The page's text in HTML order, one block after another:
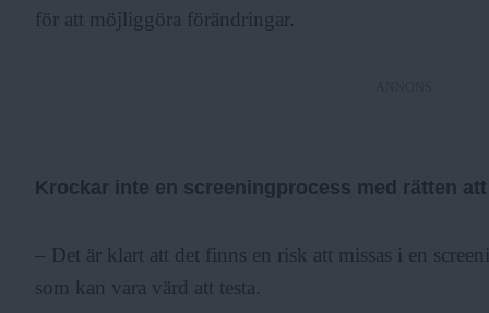
för att möjliggöra förändringar.
Krockar inte en screeningprocess med rätten
– Det är klart att det finns en risk att missas i en
som kan vara värd att testa.